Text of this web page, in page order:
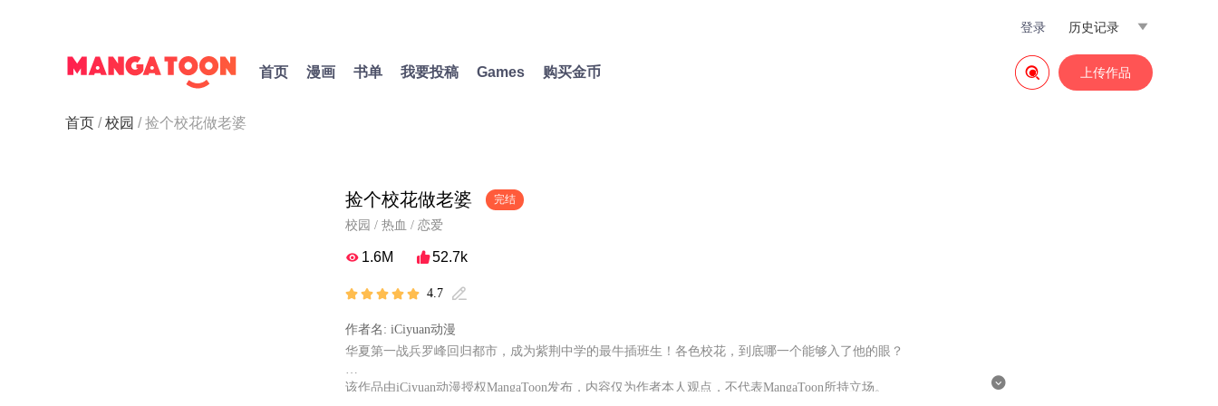

历史记录
登录
首页 漫画 书单 我要投稿 Games 购买金币 上传作品

首页 校园 捡个校花做老婆
捡个校花做老婆 完结
校园 / 热血 / 恋爱
 1.6M 52.7k
     4.7 
作者名: iCiyuan动漫
华夏第一战兵罗峰回归都市，成为紫荆中学的最牛插班生！各色校花，到底哪一个能够入了他的眼？
该作品由iCiyuan动漫授权MangaToon发布，内容仅为作者本人观点，不代表MangaToon所持立场。 